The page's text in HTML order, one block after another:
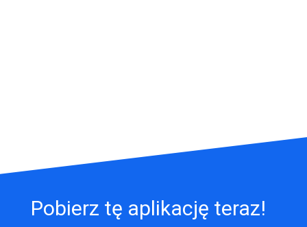
Pobierz tę aplikację teraz!